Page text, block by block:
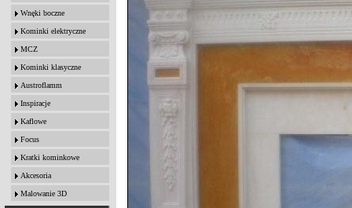
Wnęki boczne
Kominki elektryczne
MCZ
Kominki klasyczne
Austroflamm
Inspiracje
Kaflowe
Focus
Kratki kominkowe
Akcesoria
Malowanie 3D